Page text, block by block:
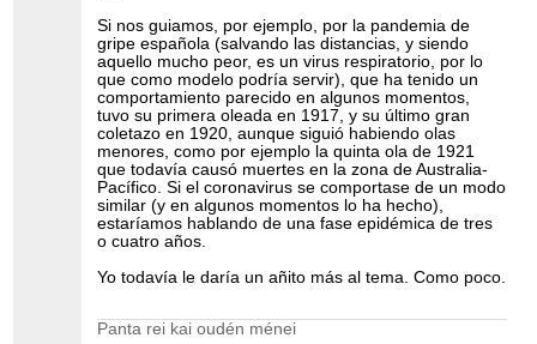
Si nos guiamos, por ejemplo, por la pandemia de
gripe española (salvando las distancias, y siendo
aquello mucho peor, es un virus respiratorio, por lo
que como modelo podría servir), que ha tenido un
comportamiento parecido en algunos momentos,
tuvo su primera oleada en 1917, y su último gran
coletazo en 1920, aunque siguió habiendo olas
menores, como por ejemplo la quinta ola de 1921
que todavía causó muertes en la zona de Australia-
Pacífico. Si el coronavirus se comportase de un modo
similar (y en algunos momentos lo ha hecho),
estaríamos hablando de una fase epidémica de tres
o cuatro años.
Yo todavía le daría un añito más al tema. Como poco.
Panta rei kai oudén ménei